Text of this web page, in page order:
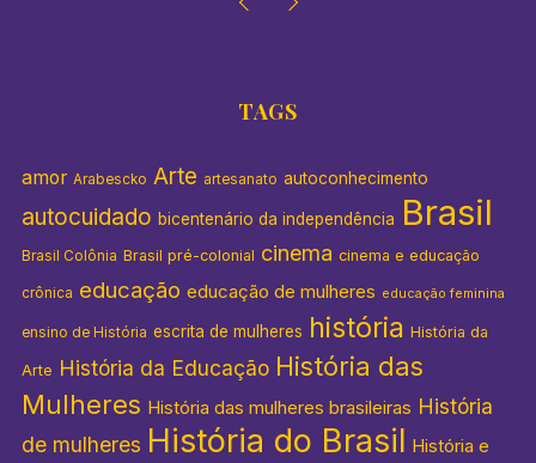
TAGS
amor Arabescko Arte artesanato autoconhecimento
autocuidado bicentenário da independência Brasil
Brasil Colônia Brasil pré-colonial cinema cinema e educação
crônica educação educação de mulheres educação feminina
ensino de História escrita de mulheres história História da
Arte História da Educação História das
Mulheres História das mulheres brasileiras História
de mulheres História do Brasil História e